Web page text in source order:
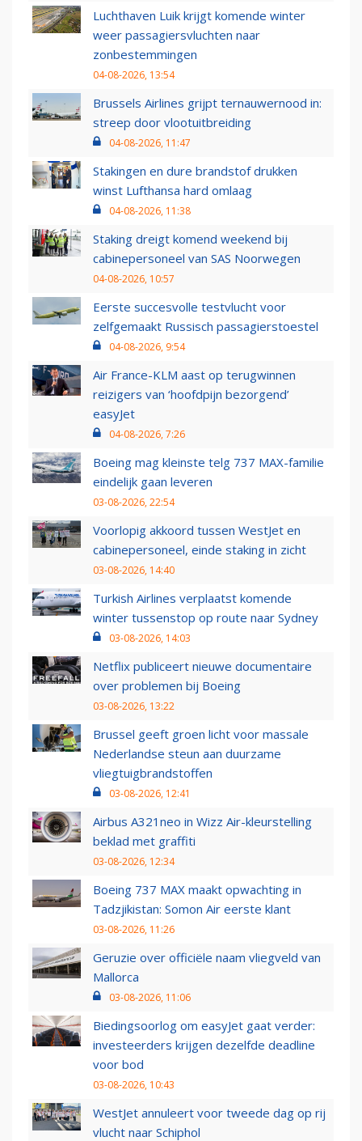
Luchthaven Luik krijgt komende winter
weer passagiersvluchten naar
zonbestemmingen
04-08-2026, 13:54
Brussels Airlines grijpt ternauwernood in:
streep door vlootuitbreiding
04-08-2026, 11:47
Stakingen en dure brandstof drukken
winst Lufthansa hard omlaag
04-08-2026, 11:38
Staking dreigt komend weekend bij
cabinepersoneel van SAS Noorwegen
04-08-2026, 10:57
Eerste succesvolle testvlucht voor
zelfgemaakt Russisch passagierstoestel
04-08-2026, 9:54
Air France-KLM aast op terugwinnen
reizigers van ‘hoofdpijn bezorgend’
easyJet
04-08-2026, 7:26
Boeing mag kleinste telg 737 MAX-familie
eindelijk gaan leveren
03-08-2026, 22:54
Voorlopig akkoord tussen WestJet en
cabinepersoneel, einde staking in zicht
03-08-2026, 14:40
Turkish Airlines verplaatst komende
winter tussenstop op route naar Sydney
03-08-2026, 14:03
Netflix publiceert nieuwe documentaire
over problemen bij Boeing
03-08-2026, 13:22
Brussel geeft groen licht voor massale
Nederlandse steun aan duurzame
vliegtuigbrandstoffen
03-08-2026, 12:41
Airbus A321neo in Wizz Air-kleurstelling
beklad met graffiti
03-08-2026, 12:34
Boeing 737 MAX maakt opwachting in
Tadzjikistan: Somon Air eerste klant
03-08-2026, 11:26
Geruzie over officiële naam vliegveld van
Mallorca
03-08-2026, 11:06
Biedingsoorlog om easyJet gaat verder:
investeerders krijgen dezelfde deadline
voor bod
03-08-2026, 10:43
WestJet annuleert voor tweede dag op rij
vlucht naar Schiphol